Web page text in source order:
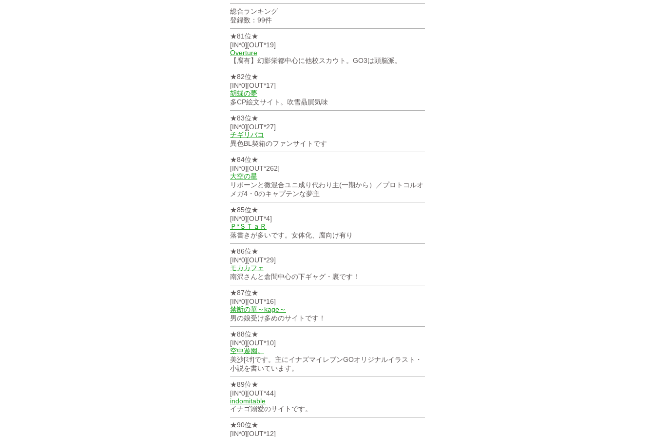
総合ランキング
登録数：99件
★81位★
[IN*0][OUT*19]
Overture
【腐有】幻影栄都中心に他校スカウト。GO3は頭脳派。
★82位★
[IN*0][OUT*17]
胡蝶の夢
多CP絵文サイト。吹雪贔屓気味
★83位★
[IN*0][OUT*27]
チギリバコ
異色BL契箱のファンサイトです
★84位★
[IN*0][OUT*262]
大空の星
リボーンと微混合ユニ成り代わり主(一期から）／プロトコルオ
メガ4・0のキャプテンな夢主
★85位★
[IN*0][OUT*4]
Ｐ*ＳＴａＲ
落書きが多いです。女体化、腐向け有り
★86位★
[IN*0][OUT*29]
モカカフェ
南沢さんと倉間中心の下ギャグ・裏です！
★87位★
[IN*0][OUT*16]
禁断の華～kage～
男の娘受け多めのサイトです！
★88位★
[IN*0][OUT*10]
空中遊園。
美沙[ﾐｻ]です。主にイナズマイレブンGOオリジナルイラスト・
小説を書いています。
★89位★
[IN*0][OUT*44]
indomitable
イナゴ溺愛のサイトです。
★90位★
[IN*0][OUT*12]